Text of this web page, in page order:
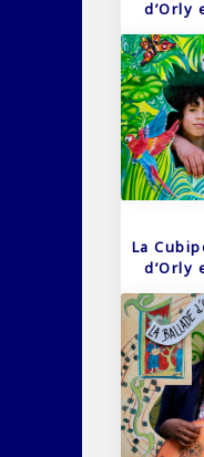
d’Orly
La
d’Orly